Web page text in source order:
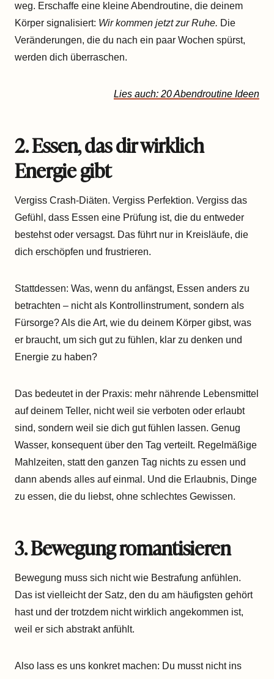
weg. Erschaffe eine kleine Abendroutine, die deinem
Körper signalisiert: Wir kommen jetzt zur Ruhe. Die
Veränderungen, die du nach ein paar Wochen spürst,
werden dich überraschen.
Lies auch: 20 Abendroutine Ideen
2. Essen, das dir wirklich
Energie gibt
Vergiss Crash-Diäten. Vergiss Perfektion. Vergiss das
Gefühl, dass Essen eine Prüfung ist, die du entweder
bestehst oder versagst. Das führt nur in Kreisläufe, die
dich erschöpfen und frustrieren.
Stattdessen: Was, wenn du anfängst, Essen anders zu
betrachten – nicht als Kontrollinstrument, sondern als
Fürsorge? Als die Art, wie du deinem Körper gibst, was
er braucht, um sich gut zu fühlen, klar zu denken und
Energie zu haben?
Das bedeutet in der Praxis: mehr nährende Lebensmittel
auf deinem Teller, nicht weil sie verboten oder erlaubt
sind, sondern weil sie dich gut fühlen lassen. Genug
Wasser, konsequent über den Tag verteilt. Regelmäßige
Mahlzeiten, statt den ganzen Tag nichts zu essen und
dann abends alles auf einmal. Und die Erlaubnis, Dinge
zu essen, die du liebst, ohne schlechtes Gewissen.
3. Bewegung romantisieren
Bewegung muss sich nicht wie Bestrafung anfühlen.
Das ist vielleicht der Satz, den du am häufigsten gehört
hast und der trotzdem nicht wirklich angekommen ist,
weil er sich abstrakt anfühlt.
Also lass es uns konkret machen: Du musst nicht ins